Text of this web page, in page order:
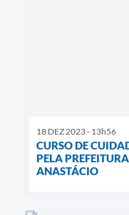
18 DEZ 2023 - 13h56
CURSO DE
PELA
ANASTÁCIO